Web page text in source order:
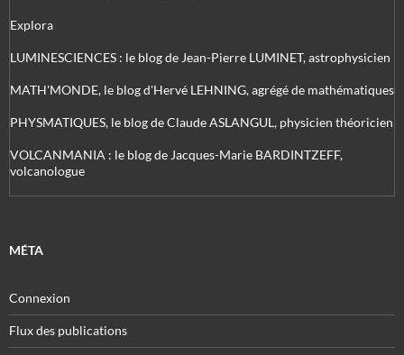
Explora
LUMINESCIENCES : le blog de Jean-Pierre LUMINET, astrophysicien
MATH'MONDE, le blog d'Hervé LEHNING, agrégé de mathématiques
PHYSMATIQUES, le blog de Claude ASLANGUL, physicien théoricien
VOLCANMANIA : le blog de Jacques-Marie BARDINTZEFF,
volcanologue
MÉTA
Connexion
Flux des publications